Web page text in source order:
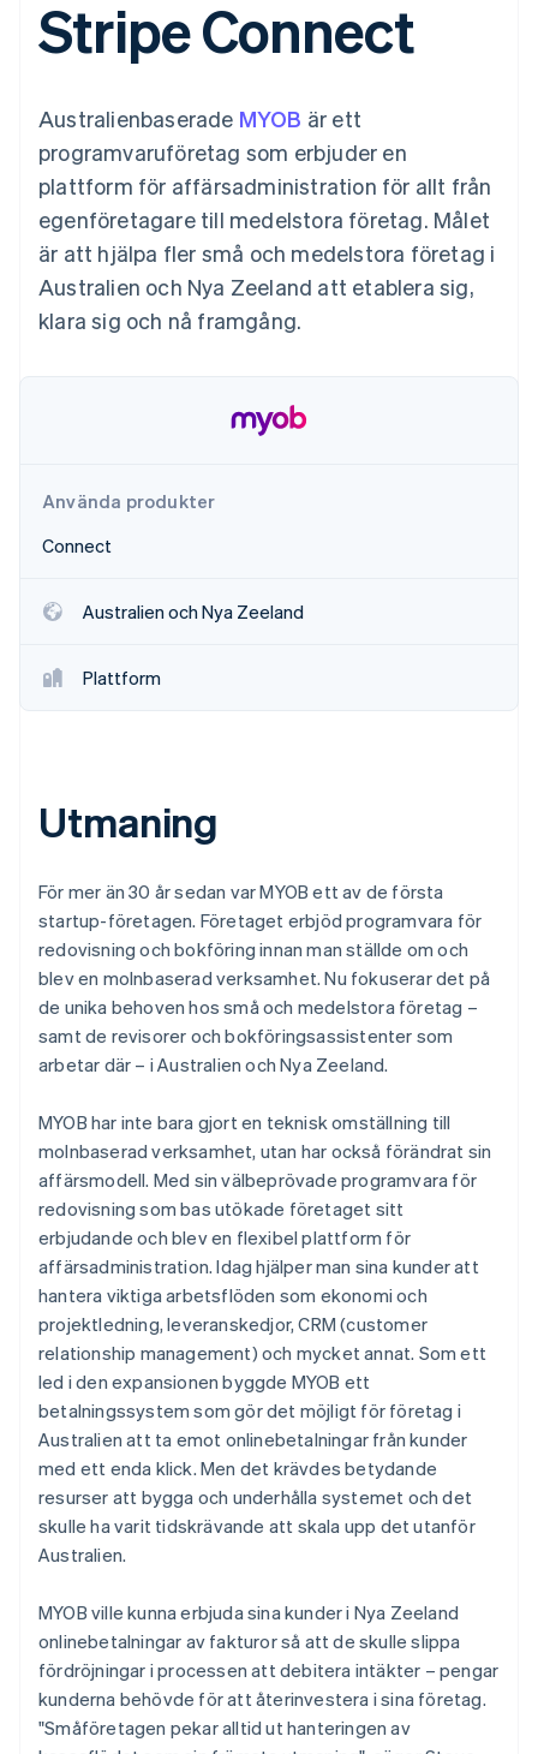
Link
Accelererad kassaprocess
Financial Connections
Automatiserad
redovisning
rapporter
Data Pipeline
Datasynkronisering
Mer
Product roadmap
Se vad som kommer härnäst
Bolagsbildning för startups
Identitetsverifiering online
Se hur Stripe bygger den ekonomiska
Plattformar
SaaS
AI-företag
Kreatörsekonomi
Spel
Besöksnäring, resor
Försäkringsbolag
Media och
underhållning
Professionella tjänster
Offentlig sektor
Detaljhandel
Ecosystem
Erbjud
användningsbaserad
fakturering
Tillhandahåll och
hantera tjänster med
agenter
Resurser
Appintegrationer
Kodexempel
API-status
Företag
Produktplan
Karriärer
Nyhetsrum
Stripe Press
Kontakt
Kontakta säljteamet
Bli partner
Stripe Connect
Australienbaserade MYOB är ett
programvaruföretag som erbjuder en
plattform för affärsadministration för allt från
egenföretagare till medelstora företag. Målet
är att hjälpa fler små och medelstora företag i
Australien och Nya Zeeland att etablera sig,
klara sig och nå framgång.
Använda produkter
Connect
Australien och Nya Zeeland
Plattform
Utmaning
För mer än 30 år sedan var MYOB ett av de första
startup-företagen. Företaget erbjöd programvara för
redovisning och bokföring innan man ställde om och
blev en molnbaserad verksamhet. Nu fokuserar det på
de unika behoven hos små och medelstora företag –
samt de revisorer och bokföringsassistenter som
arbetar där – i Australien och Nya Zeeland.
MYOB har inte bara gjort en teknisk omställning till
molnbaserad verksamhet, utan har också förändrat sin
affärsmodell. Med sin välbeprövade programvara för
redovisning som bas utökade företaget sitt
erbjudande och blev en flexibel plattform för
affärsadministration. Idag hjälper man sina kunder att
hantera viktiga arbetsflöden som ekonomi och
projektledning, leveranskedjor, CRM (customer
relationship management) och mycket annat. Som ett
led i den expansionen byggde MYOB ett
betalningssystem som gör det möjligt för företag i
Australien att ta emot onlinebetalningar från kunder
med ett enda klick. Men det krävdes betydande
resurser att bygga och underhålla systemet och det
skulle ha varit tidskrävande att skala upp det utanför
Australien.
MYOB ville kunna erbjuda sina kunder i Nya Zeeland
onlinebetalningar av fakturor så att de skulle slippa
fördröjningar i processen att debitera intäkter – pengar
kunderna behövde för att återinvestera i sina företag.
"Småföretagen pekar alltid ut hanteringen av